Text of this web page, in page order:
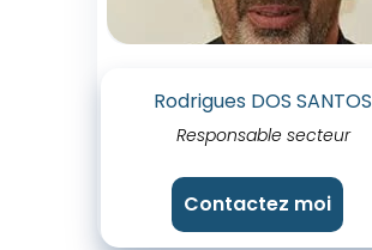
Rodrigues DOS SANTOS
Responsable secteur
Contactez moi